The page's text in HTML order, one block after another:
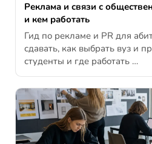
Реклама и связи с
и кем работать
Гид по рекламе и PR для
сдавать, как выбрать вуз и
студенты и где работать …